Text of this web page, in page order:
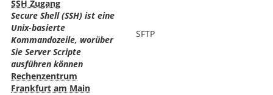
SSH Zugang
Secure Shell (SSH) ist eine
Unix-basierte
Kommandozeile, worüber
Sie Server Scripte
ausführen können
SFTP
Rechenzentrum
Frankfurt am Main